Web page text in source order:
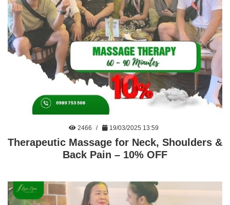
2466 19/03/2025 13:59
Therapeutic Massage for Neck, Shoulders &
Back Pain – 10% OFF